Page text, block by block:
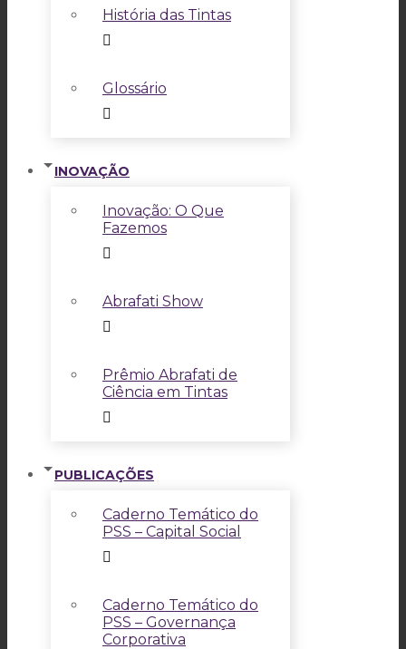
História das Tintas
Glossário
INOVAÇÃO
Inovação: O Que
Fazemos
Abrafati Show
Prêmio Abrafati de
Ciência em Tintas
PUBLICAÇÕES
Caderno Temático do
PSS – Capital Social
Caderno Temático do
PSS – Governança
Corporativa